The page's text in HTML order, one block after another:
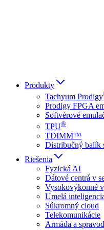
Produkty
Tachyum Prodigy
Prodigy FPGA
Softvérové
TPU®
TDIMM™
Distribučný balík
Riešenia
Fyzická AI
Dátové centrá v
Vysokovýkonné
Umelá
Súkromný cloud
Telekomunikácie
Armáda a